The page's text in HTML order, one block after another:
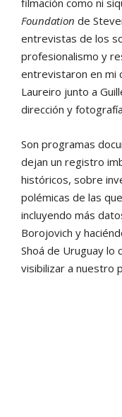
Foundation de
entrevistas de los
profesionalismo y
entrevistaron en mi
Laureiro junto a
dirección y
Son programas
dejan un registro
históricos, sobre
polémicas de las
incluyendo más
Borojovich y
Shoá de Uruguay lo
visibilizar a nuestro